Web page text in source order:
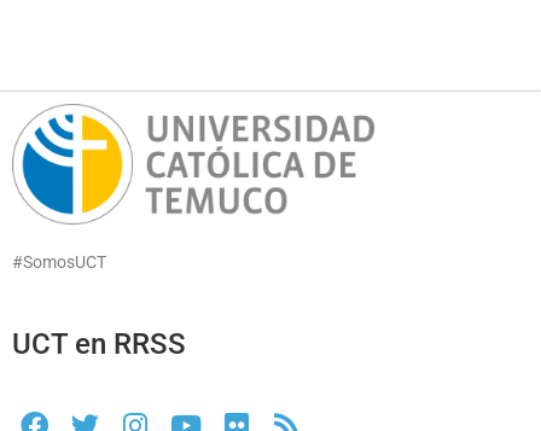
#SomosUCT
UCT en RRSS